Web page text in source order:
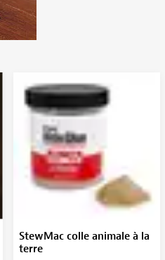
StewMac colle animale à la
terre